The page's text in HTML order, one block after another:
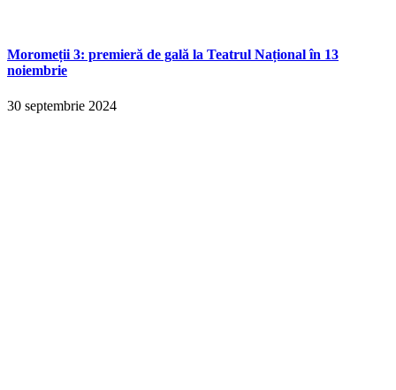
Moromeții 3: premieră de gală la Teatrul Național în 13
noiembrie
30 septembrie 2024